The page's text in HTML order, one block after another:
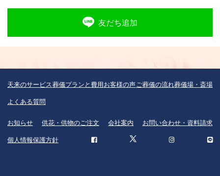
友だち追加
天来のサービス葬儀プランと費用お客様の声 ご葬儀の流れ葬儀場・斎場
よくある質問
お知らせ 供花・供物のご注文 会社案内 お問い合わせ・資料請求
個人情報保護方針